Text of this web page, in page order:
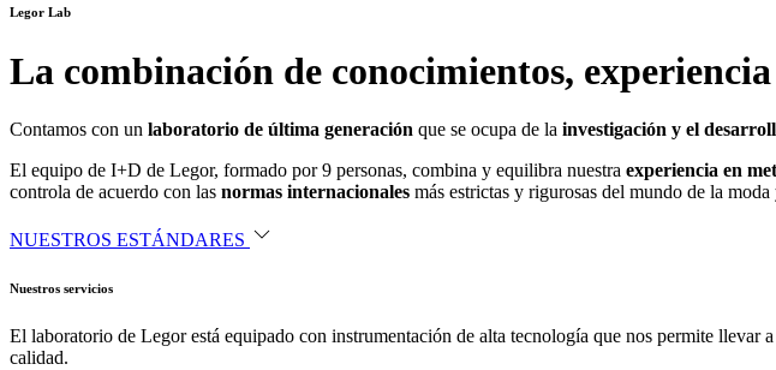
Legor Lab
La combinación de conocimientos,
Contamos con un laboratorio de última generación que se ocupa de la investigación y el
El equipo de I+D de Legor, formado por 9 personas, combina y equilibra nuestra experiencia en
controla de acuerdo con las normas internacionales más estrictas y rigurosas del mundo de la
NUESTROS ESTÁNDARES
Nuestros servicios
El laboratorio de Legor está equipado con instrumentación de alta tecnología que nos permite
calidad.